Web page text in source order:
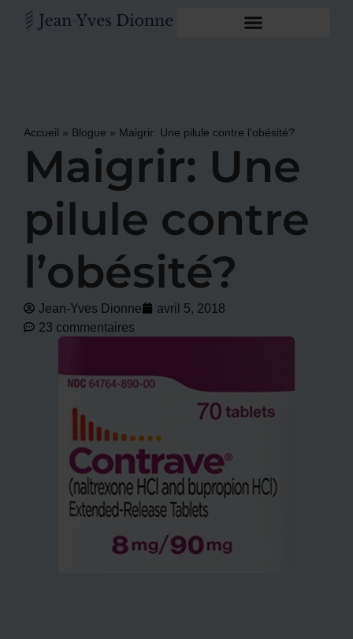
Accueil » Blogue » Maigrir: Une pilule contre l’obésité?
Maigrir: Une
pilule contre
l’obésité?
Jean-Yves Dionne
avril 5, 2018
23 commentaires